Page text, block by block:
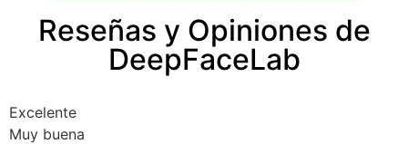
Reseñas y Opiniones de
DeepFaceLab
Excelente
Muy buena